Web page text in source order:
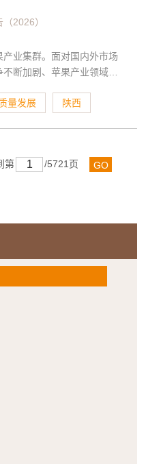
层面、产业层面和数字赋
的实践路径，为同类型资
本。
2026）
业集群。面对国内外市场
断加剧、苹果产业领域新
势，本报告梳理并总结苹
推动数字技术全链深度融
量发展 陕西
第 /5721页 GO